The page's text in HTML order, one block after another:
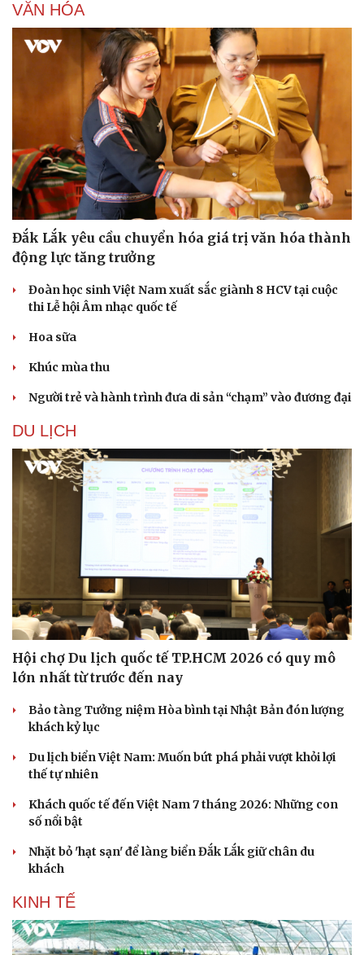
Văn hóa
Sân khấu - Điện ảnh
Văn học
Giải trí
Nghệ sĩ
Thời trang
Sao Việt
VĂN HÓA
Đắk Lắk yêu cầu chuyển hóa giá trị văn hóa thành
động lực tăng trưởng
Đoàn học sinh Việt Nam xuất sắc giành 8 HCV tại cuộc
thi Lễ hội Âm nhạc quốc tế
Hoa sữa
Khúc mùa thu
Người trẻ và hành trình đưa di sản “chạm” vào đương đại
DU LỊCH
Hội chợ Du lịch quốc tế TP.HCM 2026 có quy mô
lớn nhất từ trước đến nay
Bảo tàng Tưởng niệm Hòa bình tại Nhật Bản đón lượng
khách kỷ lục
Du lịch biển Việt Nam: Muốn bứt phá phải vượt khỏi lợi
thế tự nhiên
Khách quốc tế đến Việt Nam 7 tháng 2026: Những con
số nổi bật
Nhặt bỏ 'hạt sạn' để làng biển Đắk Lắk giữ chân du
khách
KINH TẾ